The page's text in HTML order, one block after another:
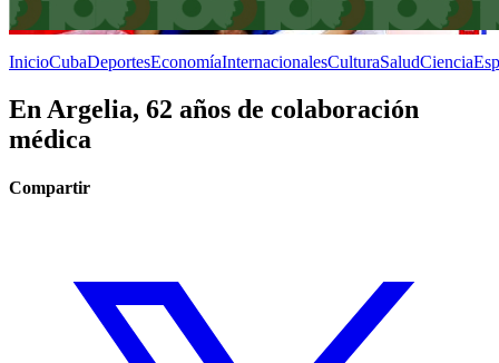
InicioCubaDeportesEconomíaInternacionalesCulturaSaludCiencia
En Argelia, 62 años de colaboración
médica
Compartir